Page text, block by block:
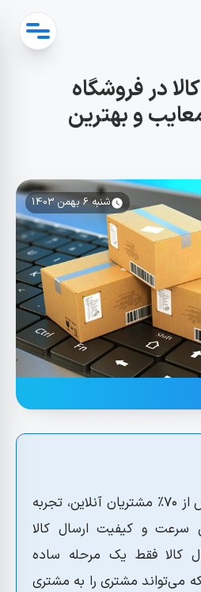
در فروشگاه
معایب و بهترین
شنبه 6 بهمن 1403
آیا می‌دانستید که بیش از ۷۰٪ مشتریان آنلاین، تجربه
سرعت و کیفیت ارسال کالا
کالا فقط یک مرحله ساده
می‌تواند مشتری را به مشتری